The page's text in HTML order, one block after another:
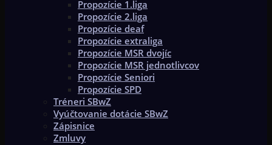
Propozície 1.liga
Propozície 2.liga
Propozície deaf
Propozície extraliga
Propozície MSR dvojíc
Propozície MSR jednotlivcov
Propozície Seniori
Propozície SPD
Tréneri SBwZ
Vyúčtovanie dotácie SBwZ
Zápisnice
Zmluvy